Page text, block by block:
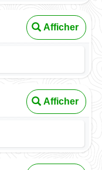
Afficher
Afficher